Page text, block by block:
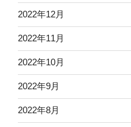
2022年12月
2022年11月
2022年10月
2022年9月
2022年8月